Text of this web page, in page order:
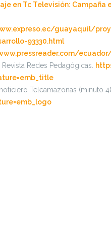
en Tc Televisión: Campaña
guayaquil/
93330.html
Revista Redes Pedagógicas.
Teleamazonas (minuto